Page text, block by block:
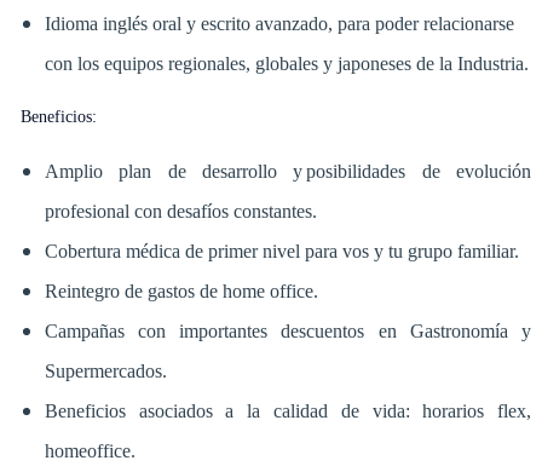
Idioma inglés oral y escrito avanzado, para poder relacionarse
con los equipos regionales, globales y japoneses de la Industria.
Beneficios:
Amplio plan de desarrollo y posibilidades de evolución
profesional con desafíos constantes.
Cobertura médica de primer nivel para vos y tu grupo familiar.
Reintegro de gastos de home office.
Campañas con importantes descuentos en Gastronomía y
Supermercados.
Beneficios asociados a la calidad de vida: horarios flex,
homeoffice.